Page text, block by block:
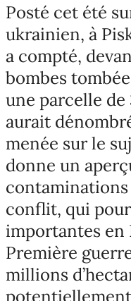
Posté cet été
ukrainien, à
a compté,
bombes
une parcelle
aurait
menée sur le
donne un
contaminations
conflit, qui
importantes en
Première
millions